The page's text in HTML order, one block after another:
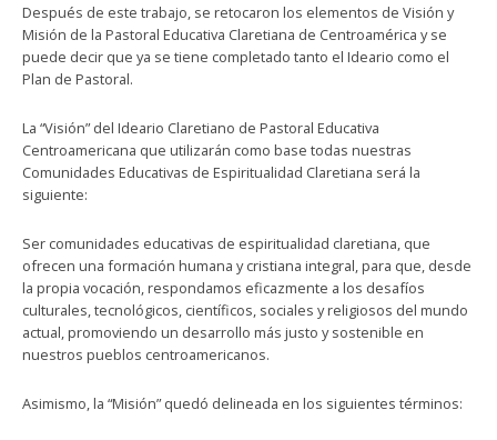
Después de este trabajo, se retocaron los elementos de Visión y
Misión de la Pastoral Educativa Claretiana de Centroamérica y se
puede decir que ya se tiene completado tanto el Ideario como el
Plan de Pastoral.
La “Visión” del Ideario Claretiano de Pastoral Educativa
Centroamericana que utilizarán como base todas nuestras
Comunidades Educativas de Espiritualidad Claretiana será la
siguiente:
Ser comunidades educativas de espiritualidad claretiana, que
ofrecen una formación humana y cristiana integral, para que, desde
la propia vocación, respondamos eficazmente a los desafíos
culturales, tecnológicos, científicos, sociales y religiosos del mundo
actual, promoviendo un desarrollo más justo y sostenible en
nuestros pueblos centroamericanos.
Asimismo, la “Misión” quedó delineada en los siguientes términos: